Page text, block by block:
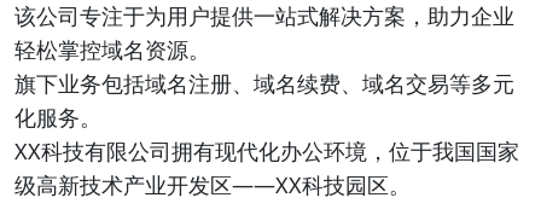
该公司专注于为用户提供一站式解决方案，助力企业
轻松掌控域名资源。
旗下业务包括域名注册、域名续费、域名交易等多元
化服务。
XX科技有限公司拥有现代化办公环境，位于我国国家
级高新技术产业开发区——XX科技园区。